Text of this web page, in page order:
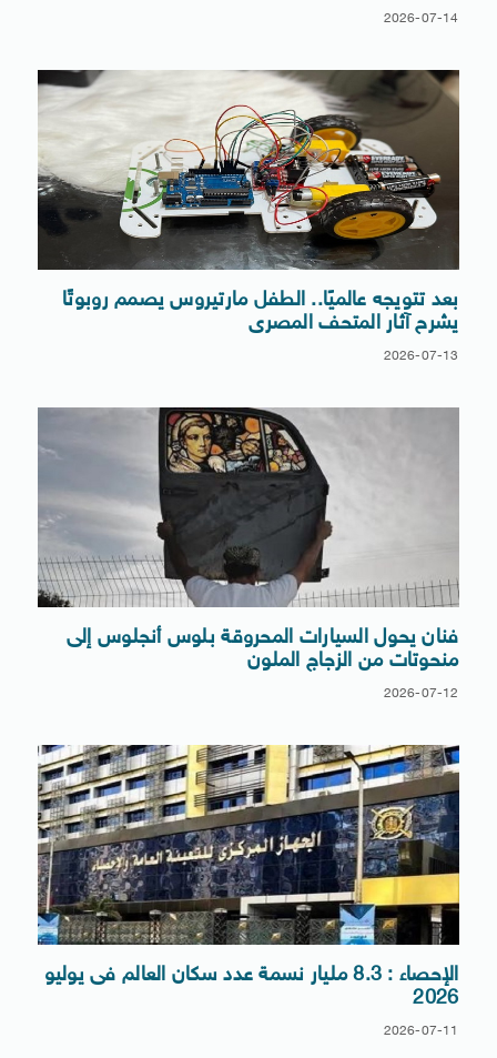
2026-07-14
بعد تتويجه عالميًا.. الطفل مارتيروس يصمم روبوتًا
يشرح آثار المتحف المصرى
2026-07-13
فنان يحول السيارات المحروقة بلوس أنجلوس إلى
منحوتات من الزجاج الملون
2026-07-12
الإحصاء : 8.3 مليار نسمة عدد سكان العالم فى يوليو
2026
2026-07-11